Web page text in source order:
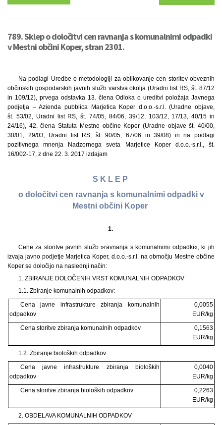
789. Sklep o določitvi cen ravnanja s komunalnimi odpadki
v Mestni občini Koper, stran 2301.
Na podlagi Uredbe o metodologiji za oblikovanje cen storitev obveznih
občinskih gospodarskih javnih služb varstva okolja (Uradni list RS, št. 87/12
in 109/12), prvega odstavka 13. člena Odloka o ureditvi položaja Javnega
podjetja – Azienda pubblica Marjetica Koper d.o.o.-s.r.l. (Uradne objave,
št. 53/02, Uradni list RS, št. 74/05, 84/06, 39/12, 103/12, 17/13, 40/15 in
24/16), 42. člena Statuta Mestne občine Koper (Uradne objave št. 40/00,
30/01, 29/03, Uradni list RS, št. 90/05, 67/06 in 39/08) in na podlagi
pozitivnega mnenja Nadzornega sveta Marjetice Koper d.o.o.-s.r.l., št.
16/002-17, z dne 22. 3. 2017 izdajam
S K L E P
o določitvi cen ravnanja s komunalnimi odpadki v
Mestni občini Koper
1.
Cene za storitve javnih služb »ravnanja s komunalnimi odpadki«, ki jih
izvaja javno podjetje Marjetica Koper, d.o.o.-s.r.l. na območju Mestne občine
Koper se določijo na naslednji način:
1. ZBIRANJE DOLOČENIH VRST KOMUNALNIH ODPADKOV
1.1. Zbiranje komunalnih odpadkov:
Cena javne infrastrukture zbiranja komunalnih
odpadkov
0,0055
EUR/kg
Cena storitve zbiranja komunalnih odpadkov
0,1563
EUR/kg
1.2. Zbiranje bioloških odpadkov:
Cena javne infrastrukture zbiranja bioloških
odpadkov
0,0040
EUR/kg
Cena storitve zbiranja bioloških odpadkov
0,2263
EUR/kg
2. OBDELAVA KOMUNALNIH ODPADKOV